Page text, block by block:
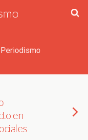
Periodismo
en